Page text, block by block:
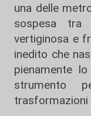
una delle
sospesa tra
vertiginosa e
inedito che
pienamente
strumento
trasformazioni